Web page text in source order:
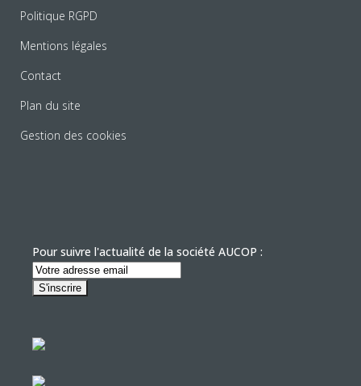
Politique RGPD
Mentions légales
Contact
Plan du site
Gestion des cookies
Pour suivre l'actualité de la société AUCOP :